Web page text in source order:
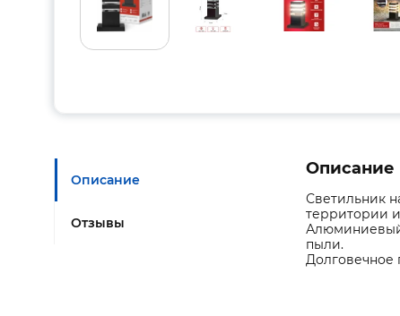
Описание
Отзывы
Описание
Светильник
территории
Алюминиевый
пыли.
Долговечное